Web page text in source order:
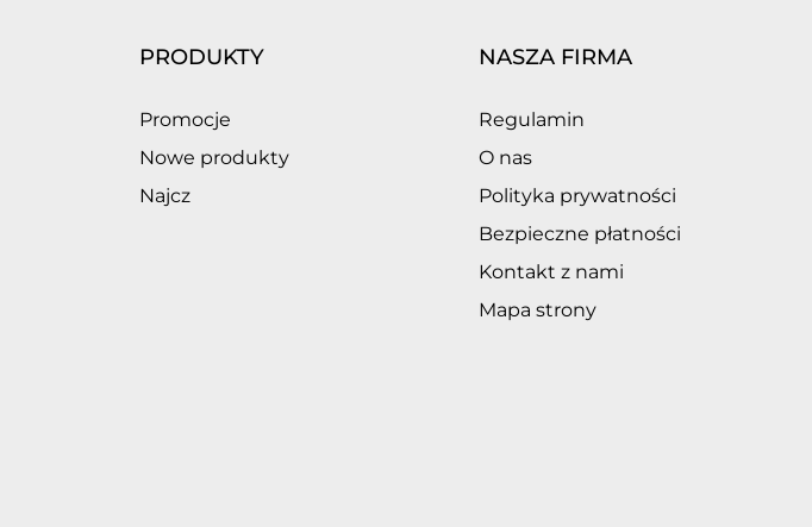
PRODUKTY
Promocje
Nowe produkty
Najcz
NASZA FIRMA
Regulamin
O nas
Polityka prywatności
Bezpieczne płatności
Kontakt z nami
Mapa strony